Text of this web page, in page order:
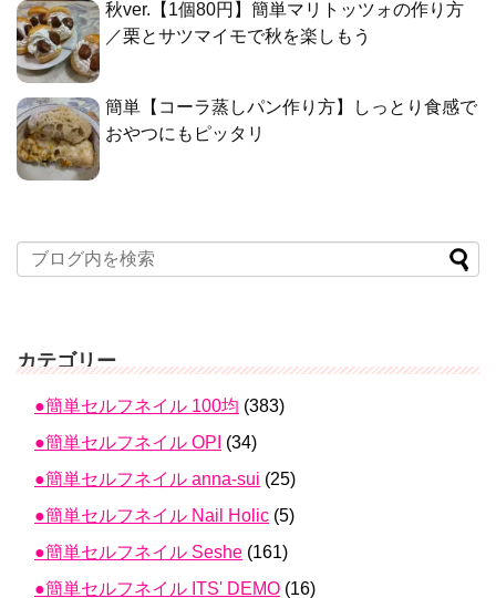
秋ver.【1個80円】簡単マリトッツォの作り方
／栗とサツマイモで秋を楽しもう
簡単【コーラ蒸しパン作り方】しっとり食感で
おやつにもピッタリ
カテゴリー
●簡単セルフネイル 100均 (383)
●簡単セルフネイル OPI (34)
●簡単セルフネイル anna-sui (25)
●簡単セルフネイル Nail Holic (5)
●簡単セルフネイル Seshe (161)
●簡単セルフネイル ITS' DEMO (16)